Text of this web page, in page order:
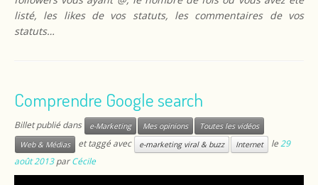
listé, les likes de vos statuts, les commentaires de vos
statuts…
Comprendre Google search
Billet publié dans e-Marketing Mes opinions
Toutes les vidéos
Web & Médias
et taggé avec e-marketing viral & buzz Internet le29
août 2013 parCécile